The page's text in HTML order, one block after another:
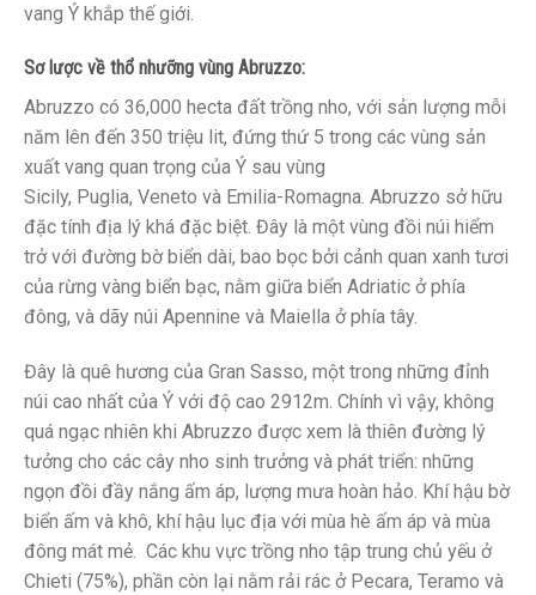
vang Ý khắp thế giới.
Sơ lược về thổ nhưỡng vùng Abruzzo:
Abruzzo có 36,000 hecta đất trồng nho, với sản lượng mỗi
năm lên đến 350 triệu lit, đứng thứ 5 trong các vùng sản
xuất vang quan trọng của Ý sau vùng
Sicily, Puglia, Veneto và Emilia-Romagna. Abruzzo sở hữu
đặc tính địa lý khá đặc biệt. Đây là một vùng đồi núi hiểm
trở với đường bờ biển dài, bao bọc bởi cảnh quan xanh tươi
của rừng vàng biển bạc, nằm giữa biển Adriatic ở phía
đông, và dãy núi Apennine và Maiella ở phía tây.
Đây là quê hương của Gran Sasso, một trong những đỉnh
núi cao nhất của Ý với độ cao 2912m. Chính vì vậy, không
quá ngạc nhiên khi Abruzzo được xem là thiên đường lý
tưởng cho các cây nho sinh trưởng và phát triển: những
ngọn đồi đầy nắng ấm áp, lượng mưa hoàn hảo. Khí hậu bờ
biển ấm và khô, khí hậu lục địa với mùa hè ấm áp và mùa
đông mát mẻ. Các khu vực trồng nho tập trung chủ yếu ở
Chieti (75%), phần còn lại nằm rải rác ở Pecara, Teramo và